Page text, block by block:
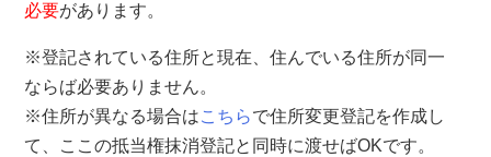
必要があります。
※登記されている住所と現在、住んでいる住所が同一
ならば必要ありません。
※住所が異なる場合はこちらで住所変更登記を作成し
て、ここの抵当権抹消登記と同時に渡せばOKです。